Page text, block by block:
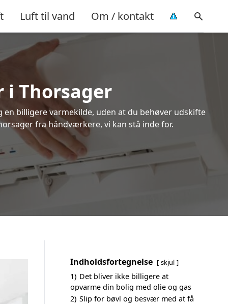
Luft til vand Om / kontakt
Thorsager
billigere varmekilde, uden at du behøver udskifte
fra håndværkere, vi kan stå inde for.
Indholdsfortegnelse skjul
1) Det bliver ikke billigere at
opvarme din bolig med olie og gas
2) Slip for bøvl og besvær med at få